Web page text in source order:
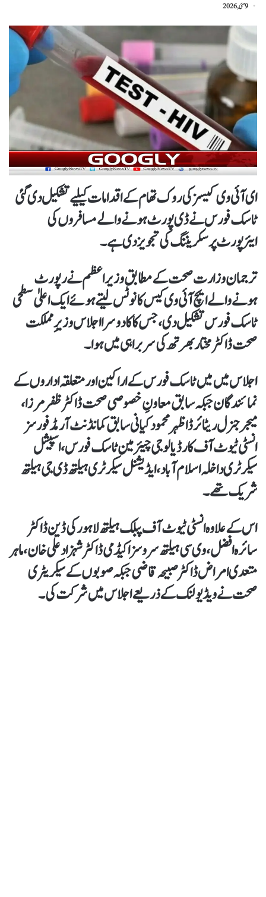
9 مئی, 2026
ای آئی وی کیسز کی روک تھام کے اقدامات کیلیے تشکیل دی گئی
ٹاسک فورس نے ڈی پورٹ ہونے والے مسافروں کی
ایئرپورٹ پر سکریننگ کی تجویز دی ہے۔
ترجمان وزارت صحت کے مطابق وزیراعظم نے رپورٹ
ہونے والے ایچ آئی وی کیس کا نوٹس لیتے ہوئے ایک اعلیٰ سطحی
ٹاسک فورس تشکیل دی، جس کا کا دوسرا اجلاس وزیرِ مملکت
صحت ڈاکٹر مختار بھرتھ کی سربراہی میں ہوا۔
اجلاس میں میں ٹاسک فورس کے اراکین اور متعلقہ اداروں کے
نمائندگان جبکہ سابق معاونِ خصوصی صحت ڈاکٹر ظفر مرزا،
میجر جنرل ریٹائرڈ اظہر محمود کیانی سابق کمانڈنٹ آرمڈ فورسز
انسٹی ٹیوٹ آف کارڈیالوجی چیئر مین ٹاسک فورس، اسپیشل
سیکرٹری داخلہ اسلام آباد، ایڈیشنل سیکرٹری ہیلتھ ڈی جی ہیلتھ
شریک تھے۔
اس کے علاوہ انسٹی ٹیوٹ آف پبلک ہیلتھ لاہور کی ڈین ڈاکٹر
سائرہ افضل، وی سی ہیلتھ سروسز اکیڈمی ڈاکٹر شہزاد علی خان، ماہر
متعدی امراض ڈاکٹر صبیحہ قاضی جبکہ صوبوں کے سیکریٹری
صحت نے ویڈیو لنک کے ذریعے اجلاس میں شرکت کی۔